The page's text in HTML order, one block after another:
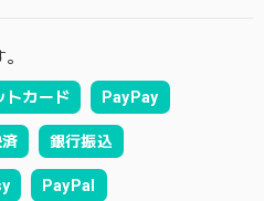
トカード PayPay
銀行振込
PayPal